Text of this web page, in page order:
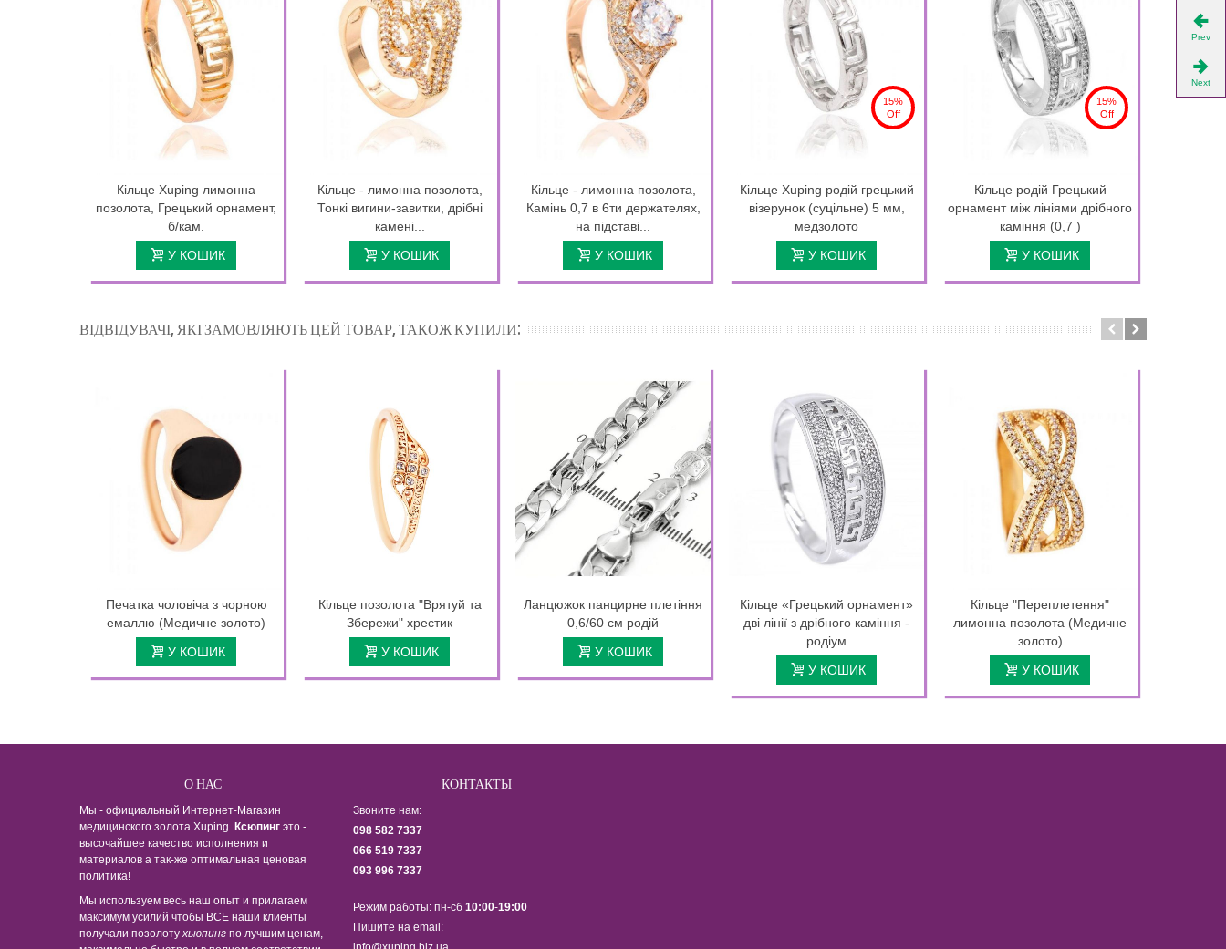
Кільце Xuping лимонна
позолота, Грецький орнамент,
б/кам.
У КОШИК
Кільце - лимонна позолота,
Тонкі вигини-завитки, дрібні
камені...
У КОШИК
Кільце - лимонна позолота,
Камінь 0,7 в 6ти держателях,
на підставі...
У КОШИК
15%
Off
Кільце Xuping родій грецький
візерунок (суцільне) 5 мм,
медзолото
У КОШИК
15%
Off
Кільце родій Грецький
орнамент між лініями дрібного
каміння (0,7 )
У КОШИК
ВІДВІДУВАЧІ, ЯКІ ЗАМОВЛЯЮТЬ ЦЕЙ ТОВАР, ТАКОЖ КУПИЛИ:
Печатка чоловіча з чорною
емаллю (Медичне золото)
У КОШИК
Кільце позолота "Врятуй та
Збережи" хрестик
У КОШИК
Ланцюжок панцирне плетіння
0,6/60 см родій
У КОШИК
Кільце «Грецький орнамент»
дві лінії з дрібного каміння -
родіум
У КОШИК
Кільце "Переплетення"
лимонна позолота (Медичне
золото)
У КОШИК
О НАС
Мы - официальный Интернет-Магазин
медицинского золота Xuping. Ксюпинг это -
высочайшее качество исполнения и
материалов а так-же оптимальная ценовая
политика!
Мы используем весь наш опыт и прилагаем
максимум усилий чтобы ВСЕ наши клиенты
получали позолотухьюпинг по лучшим ценам,
КОНТАКТЫ
Звоните нам:
098 582 7337
066 519 7337
093 996 7337
Режим работы: пн-сб 10:00-19:00
Пишите на email:
Prev
Next